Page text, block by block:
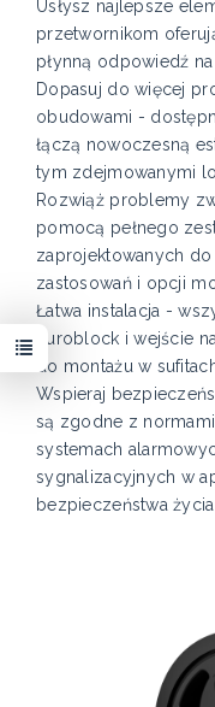
Usłysz najlepsze
przetwornikom
płynną odpowiedź
Dopasuj do więcej
obudowami -
łączą nowoczesną
tym zdejmowanymi
Rozwiąż problemy
pomocą pełnego
zaprojektowanych
zastosowań i opcji
Łatwa instalacja -
Euroblock i wejście
do montażu w
Wspieraj
są zgodne z
systemach
sygnalizacyjnych w
bezpieczeństwa życia.